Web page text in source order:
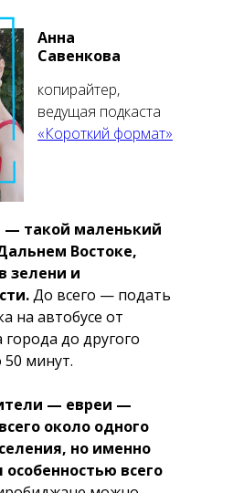
такой маленький
Востоке,
зелени и
До всего — подать
на автобусе от
до другого
минут.
— евреи —
около одного
но именно
особенностью всего
Анна
Савенкова
копирайтер,
ведущая подкаста
«Короткий формат»